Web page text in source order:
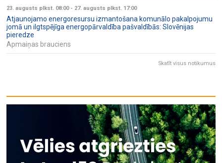
23. augusts plkst. 08:00- 27. augusts plkst. 17:00
Atjaunojamo energoresursu izmantošana komunālo pakalpojumu
jomā un ilgtspējīga energopārvaldība pašvaldībās: Slovēnijas
pieredze
Apmaiņas brauciens
Skatīt visus notikumus